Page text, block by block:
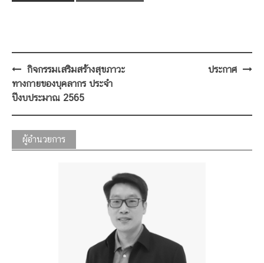
Post
navigation
กิจกรรมเสริมสร้างสุขภาวะ
ทางกายของบุคลากร ประจำ
ปีงบประมาณ 2565
ประกาศ
ผู้อำนวยการ